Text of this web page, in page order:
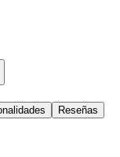
Reseñas